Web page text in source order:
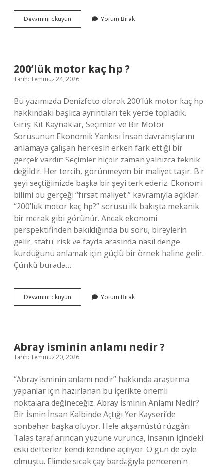
Devamını okuyun Kartezyen
ne
Yorum Bırak
200’lük motor kaç hp ?
Tarih: Temmuz 24, 2026
Bu yazımızda Denizfoto olarak 200’lük motor kaç hp
hakkındaki başlıca ayrıntıları tek yerde topladık.
Giriş: Kıt Kaynaklar, Seçimler ve Bir Motor
Sorusunun Ekonomik Yankısı İnsan davranışlarını
anlamaya çalışan herkesin erken fark ettiği bir
gerçek vardır: Seçimler hiçbir zaman yalnızca teknik
değildir. Her tercih, görünmeyen bir maliyet taşır. Bir
şeyi seçtiğimizde başka bir şeyi terk ederiz. Ekonomi
bilimi bu gerçeği “fırsat maliyeti” kavramıyla açıklar.
“200’lük motor kaç hp?” sorusu ilk bakışta mekanik
bir merak gibi görünür. Ancak ekonomi
perspektifinden bakıldığında bu soru, bireylerin
gelir, statü, risk ve fayda arasında nasıl denge
kurduğunu anlamak için güçlü bir örnek haline gelir.
Çünkü burada…
Devamını okuyun
motor
Yorum Bırak
Abray isminin anlamı nedir ?
Tarih: Temmuz 20, 2026
“Abray isminin anlamı nedir” hakkında araştırma
yapanlar için hazırlanan bu içerikte önemli
noktalara değineceğiz. Abray İsminin Anlamı Nedir?
Bir İsmin İnsan Kalbinde Açtığı Yer Kayseri’de
sonbahar başka oluyor. Hele akşamüstü rüzgârı
Talas taraflarından yüzüne vurunca, insanın içindeki
eski defterler kendi kendine açılıyor. O gün de öyle
olmuştu. Elimde sıcak çay bardağıyla pencerenin